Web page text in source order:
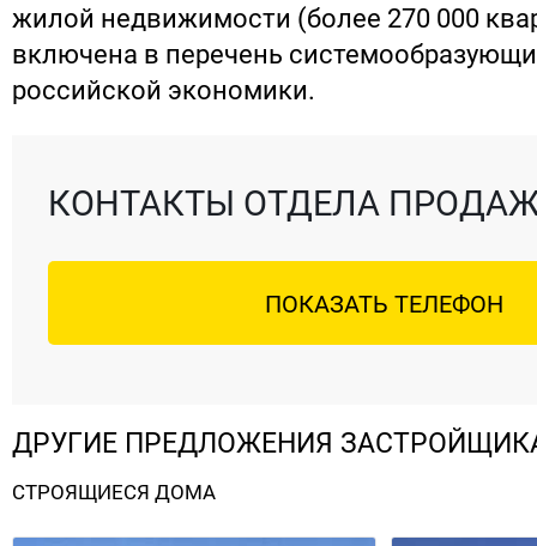
жилой недвижимости (более 270 000
включена в перечень
российской экономики.
КОНТАКТЫ ОТДЕЛА
ПОКАЗАТЬ ТЕЛЕФОН
ДРУГИЕ ПРЕДЛОЖЕНИЯ
СТРОЯЩИЕСЯ ДОМА